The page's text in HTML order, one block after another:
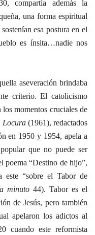
compartía además la
una forma espiritual
esa postura en el
es ínsita…nadie nos
aseveración brindaba
criterio. El catolicismo
momentos cruciales de
Locura(1961), redactados
en 1950 y 1954, apela a
que no puede ser
poema “Destino de hijo”,
este “sobre el Tabor de
minuto 44). Tabor es el
de Jesús, pero también
apelaron los adictos al
cuando este reformista